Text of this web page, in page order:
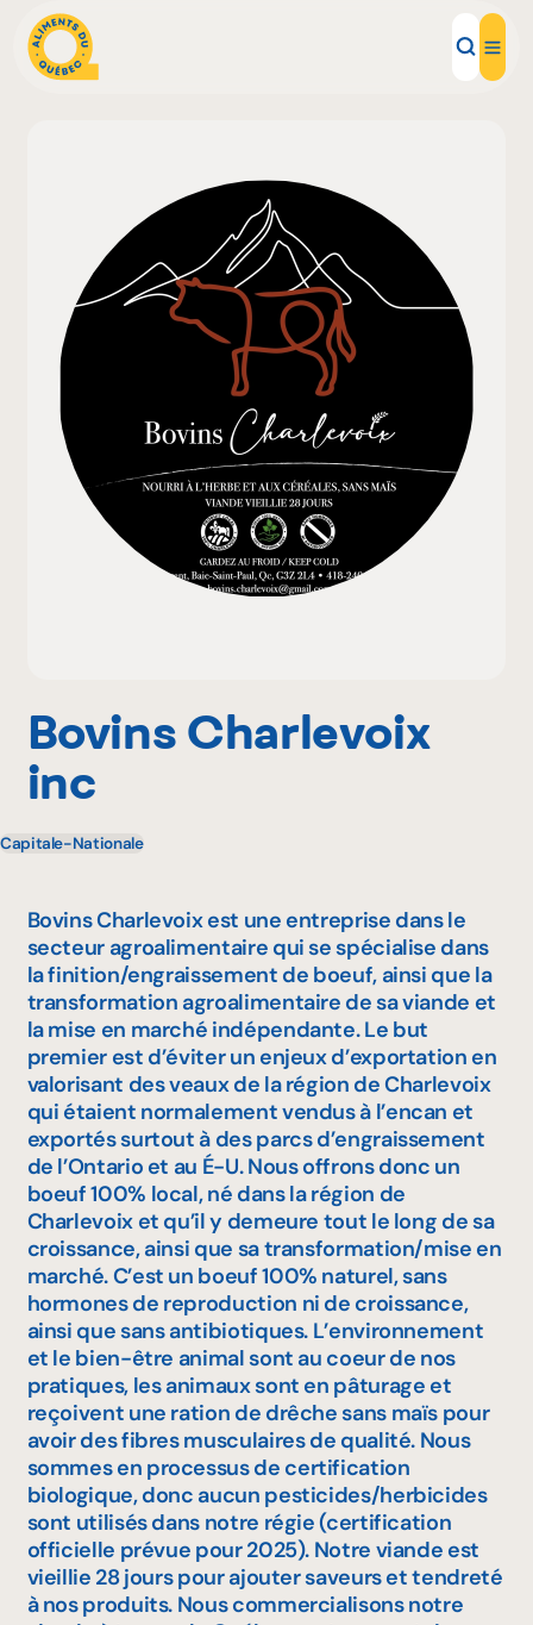
Aliments d'ici
Recettes
Inspirations d'ici
Restaurants
Institutions
À propos
Bovins Charlevoix
inc
Capitale-Nationale
Bovins Charlevoix est une entreprise dans le
secteur agroalimentaire qui se spécialise dans
la finition/engraissement de boeuf, ainsi que la
transformation agroalimentaire de sa viande et
la mise en marché indépendante. Le but
premier est d’éviter un enjeux d’exportation en
valorisant des veaux de la région de Charlevoix
qui étaient normalement vendus à l’encan et
exportés surtout à des parcs d’engraissement
de l’Ontario et au É-U. Nous offrons donc un
boeuf 100% local, né dans la région de
Charlevoix et qu’il y demeure tout le long de sa
croissance, ainsi que sa transformation/mise en
marché. C’est un boeuf 100% naturel, sans
hormones de reproduction ni de croissance,
ainsi que sans antibiotiques. L’environnement
et le bien-être animal sont au coeur de nos
pratiques, les animaux sont en pâturage et
reçoivent une ration de drêche sans maïs pour
avoir des fibres musculaires de qualité. Nous
sommes en processus de certification
biologique, donc aucun pesticides/herbicides
sont utilisés dans notre régie (certification
officielle prévue pour 2025). Notre viande est
vieillie 28 jours pour ajouter saveurs et tendreté
à nos produits. Nous commercialisons notre